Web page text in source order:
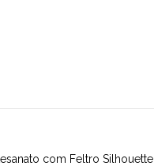
com Feltro Silhouette